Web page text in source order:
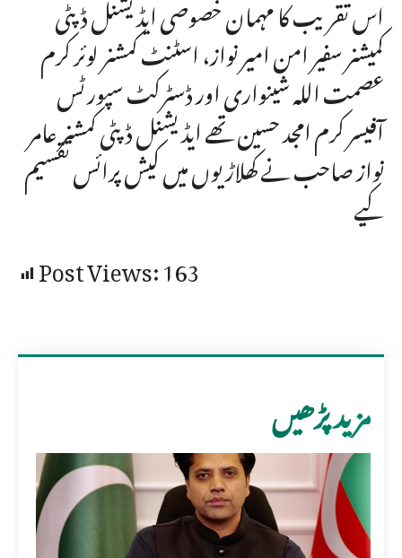
اس تقریب کا مہمان خصوصی ایڈیشنل ڈپٹی
کمیشنر سفیر امن امیر نواز، اسٹنٹ کمشنر لوئر کرم
عصمت اللہ شینواری اور ڈسٹرکٹ سپورٹس
آفیسر کرم امجد حسین تھے ایڈیشنل ڈپٹی کمشنر عامر
نواز صاحب نے کھلاڑیوں میں کیش پرائس تقسیم
کیے
Post Views:163
مزید پڑھیں